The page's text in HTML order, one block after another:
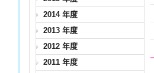
2014 年度
2013 年度
2012 年度
2011 年度